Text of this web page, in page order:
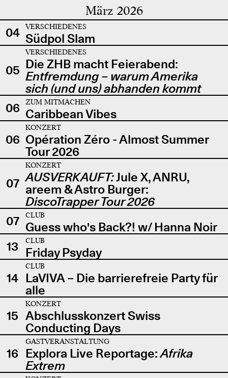
März 2026
04 VERSCHIEDENES
Südpol Slam
05
VERSCHIEDENES
Die ZHB macht Feierabend:
Entfremdung – warum Amerika
sich (und uns) abhanden kommt
06
ZUM MITMACHEN
Caribbean Vibes
06
KONZERT
Opération Zéro - Almost Summer
Tour 2026
07
KONZERT
AUSVERKAUFT:Jule X, ANRU,
areem & Astro Burger:
DiscoTrapper Tour 2026
07
CLUB
Guess who's Back?! w/ Hanna Noir
13
CLUB
Friday Psyday
14
CLUB
LaVIVA – Die barrierefreie Party für
alle
15
KONZERT
Abschlusskonzert Swiss
Conducting Days
16
GASTVERANSTALTUNG
Explora Live Reportage:Afrika
Extrem